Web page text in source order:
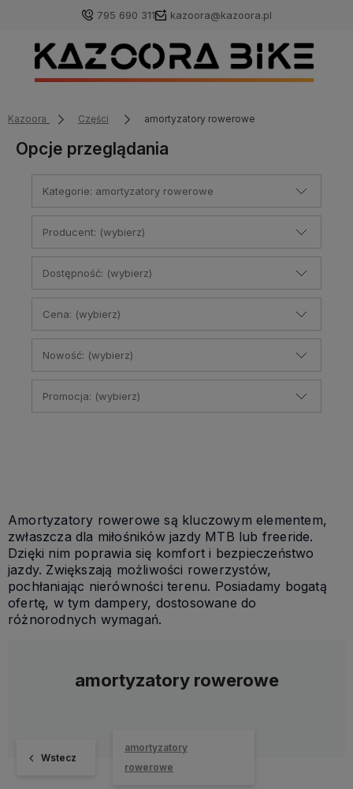
795 690 311 kazoora@kazoora.pl
Kazoora Części amortyzatory rowerowe
Opcje przeglądania
Kategorie: amortyzatory rowerowe
Producent: (wybierz)
Dostępność: (wybierz)
Cena: (wybierz)
Nowość: (wybierz)
Promocja: (wybierz)
Amortyzatory rowerowe są kluczowym elementem,
zwłaszcza dla miłośników jazdy MTB lub freeride.
Dzięki nim poprawia się komfort i bezpieczeństwo
jazdy. Zwiększają możliwości rowerzystów,
pochłaniając nierówności terenu. Posiadamy bogatą
ofertę, w tym dampery, dostosowane do
różnorodnych wymagań.
amortyzatory rowerowe
Wstecz
amortyzatory
rowerowe